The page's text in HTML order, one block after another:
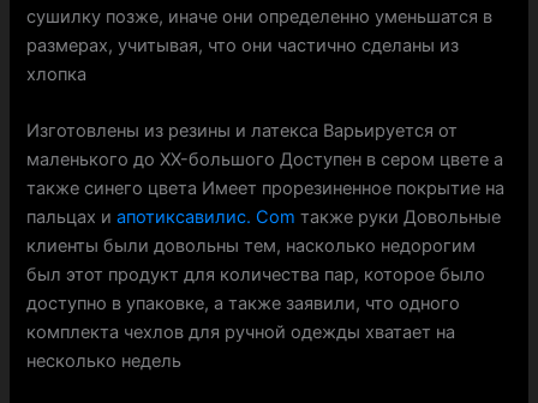
сушилку позже, иначе они определенно уменьшатся в
размерах, учитывая, что они частично сделаны из
хлопка
Изготовлены из резины и латекса Варьируется от
маленького до XX-большого Доступен в сером цвете а
также синего цвета Имеет прорезиненное покрытие на
пальцах иапотиксавилис. Com также руки Довольные
клиенты были довольны тем, насколько недорогим
был этот продукт для количества пар, которое было
доступно в упаковке, а также заявили, что одного
комплекта чехлов для ручной одежды хватает на
несколько недель